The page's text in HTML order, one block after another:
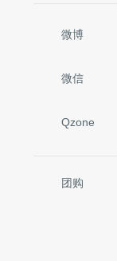
微博
微信
Qzone
团购